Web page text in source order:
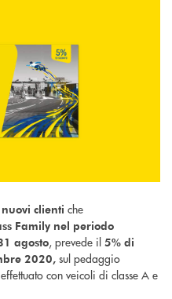
nuovi clienti che
Family nel periodo
agosto, prevede il 5% di
2020, sul pedaggio
con veicoli di classe A e